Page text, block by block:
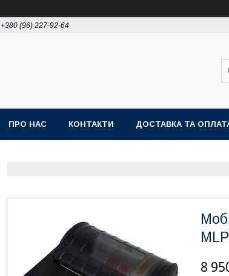
+380 (96) 227-92-64
ПРО НАС КОНТАКТИ ДОСТАВКА ТА
8